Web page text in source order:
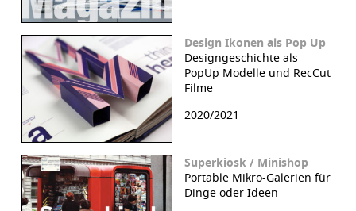
Design Ikonen als Pop Up
Designgeschichte als
PopUp Modelle und RecCut
Filme
2020/2021
Superkiosk / Minishop
Portable Mikro-Galerien für
Dinge oder Ideen